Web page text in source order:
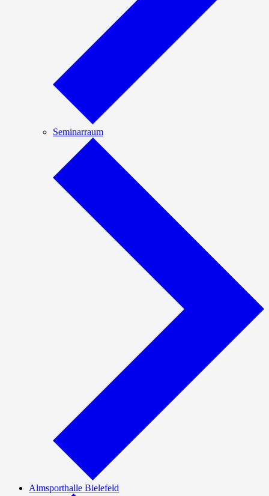
Seminarraum
Almsporthalle Bielefeld